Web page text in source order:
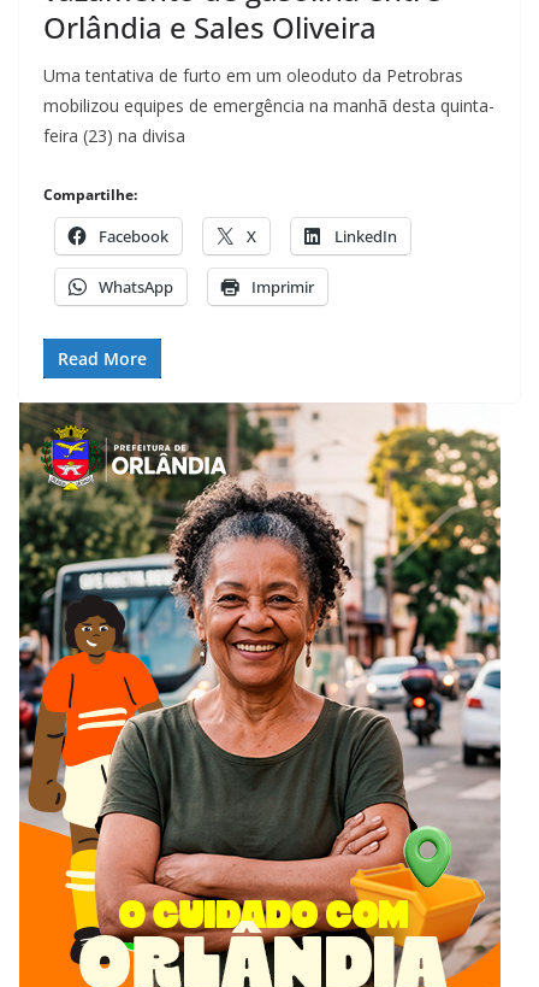
Orlândia e Sales Oliveira
Uma tentativa de furto em um oleoduto da Petrobras
mobilizou equipes de emergência na manhã desta quinta-
feira (23) na divisa
Compartilhe:
Facebook X LinkedIn
WhatsApp Imprimir
Read More